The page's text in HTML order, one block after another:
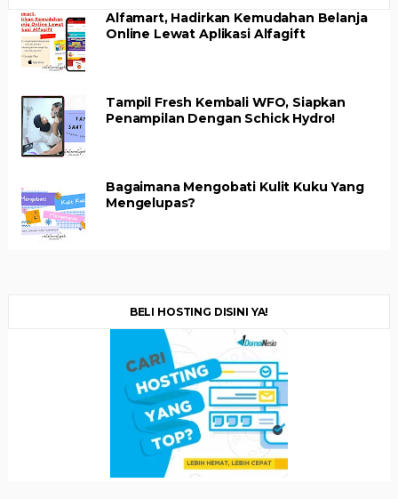
Alfamart, Hadirkan Kemudahan Belanja
Online Lewat Aplikasi Alfagift
Tampil Fresh Kembali WFO, Siapkan
Penampilan Dengan Schick Hydro!
Bagaimana Mengobati Kulit Kuku Yang
Mengelupas?
BELI HOSTING DISINI YA!